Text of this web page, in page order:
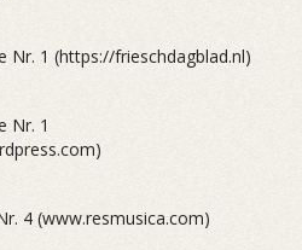
Nr. 1 (https://frieschdagblad.nl)
Nr. 1
4 (www.resmusica.com)